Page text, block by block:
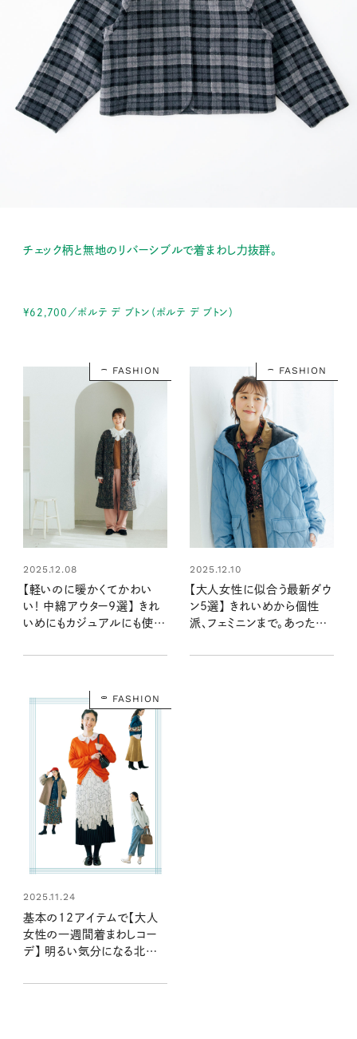
チェック柄と無地のリバーシブルで着まわし力抜群。
¥62,700／ポルテ デ ブトン（ポルテ デ ブトン）
FASHION
2025.12.08
【軽いのに暖かくてかわい
い！ 中綿アウター9選】 きれ
いめにもカジュアルにも使え
FASHION
2025.12.10
【大人女性に似合う最新ダウ
ン5選】 きれいめから個性
派、フェミニンまで。あったか
着
FASHION
2025.11.24
基本の12アイテムで【大人
女性の一週間着まわしコー
デ】 明るい気分になる北欧
両立！